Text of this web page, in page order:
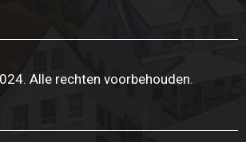
Alle rechten voorbehouden.